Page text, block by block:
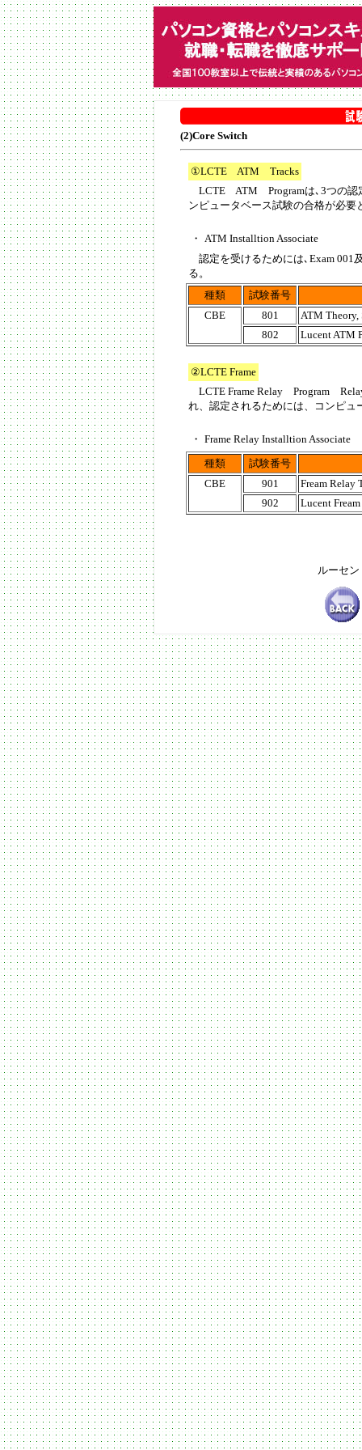
(2)Core Switch
①LCTE ATM Tracks
LCTE ATM Programは､3つの認
ンピュータベース試験の合格が必要
・ ATM Installtion Associate
認定を受けるためには､Exam 001
る。
種類
試験番号
CBE
801
ATM Theory,
802
Lucent ATM
②LCTE Frame
LCTE Frame Relay Program
れ、認定されるためには、コンピ
・ Frame Relay Installtion Associate
種類
試験番号
CBE
901
Fream Relay
902
Lucent
ルーセ